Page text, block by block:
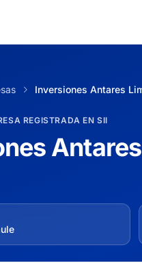
Inversiones Antares
REGISTRADA EN SII